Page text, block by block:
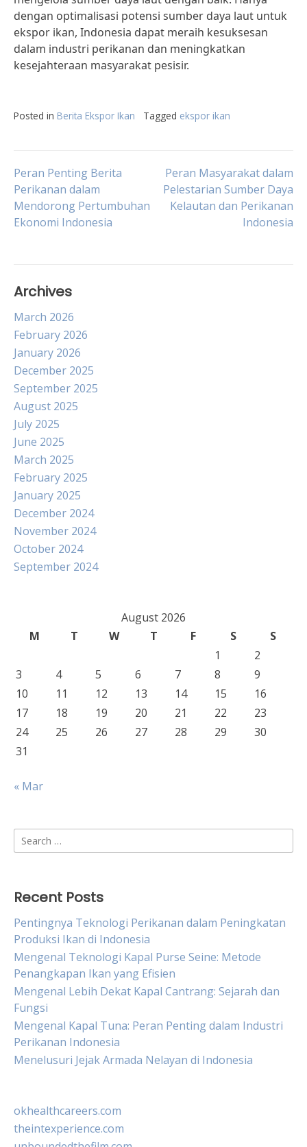
dengan optimalisasi potensi sumber daya laut untuk
ekspor ikan, Indonesia dapat meraih kesuksesan
dalam industri perikanan dan meningkatkan
kesejahteraan masyarakat pesisir.
Posted in Berita Ekspor Ikan Tagged ekspor ikan
Post
navigation
Peran Penting Berita
Perikanan dalam
Mendorong Pertumbuhan
Ekonomi Indonesia
Peran Masyarakat dalam
Pelestarian Sumber Daya
Kelautan dan Perikanan
Indonesia
Archives
March 2026
February 2026
January 2026
December 2025
September 2025
August 2025
July 2025
June 2025
March 2025
February 2025
January 2025
December 2024
November 2024
October 2024
September 2024
August 2026
M
T W T F S
S
1
2
3
4 5 6 7 8
9
10
11 12 13 14 15
16
17
18 19 20 21 22
23
24
25 26 27 28 29
30
31
« Mar
Search
for:
Recent Posts
Pentingnya Teknologi Perikanan dalam Peningkatan
Produksi Ikan di Indonesia
Mengenal Teknologi Kapal Purse Seine: Metode
Penangkapan Ikan yang Efisien
Mengenal Lebih Dekat Kapal Cantrang: Sejarah dan
Fungsi
Mengenal Kapal Tuna: Peran Penting dalam Industri
Perikanan Indonesia
Menelusuri Jejak Armada Nelayan di Indonesia
okhealthcareers.com
theintexperience.com